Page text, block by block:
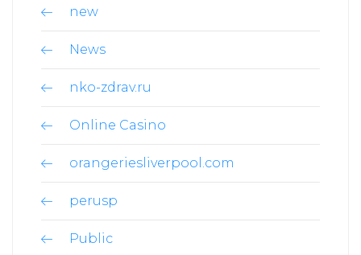
new
News
nko-zdrav.ru
Online Casino
orangeriesliverpool.com
perusp
Public